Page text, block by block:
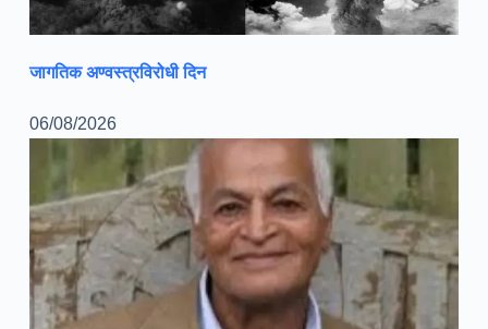
जागतिक अण्वस्त्रविरोधी दिन
06/08/2026